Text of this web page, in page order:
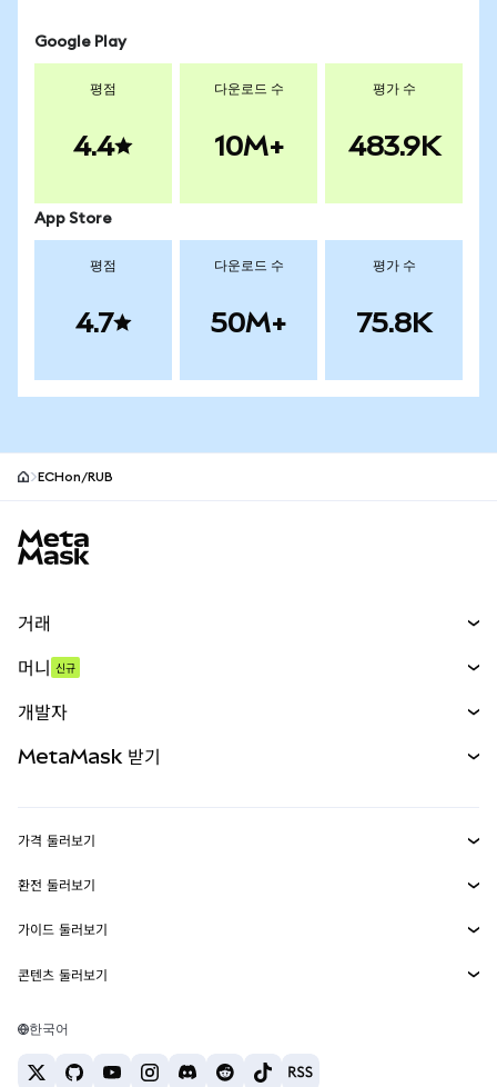
Google Play
평점
4.4
다운로드 수
10M+
평가 수
483.9K
App Store
평점
4.7
다운로드 수
50M+
평가 수
75.8K
ECHon/RUB
거래
무기한 선물
실물자산
머니 신규
개발자
MetaMask Connect
Snaps
웹3 서비스
MetaMask 받기
보안
고객 지원
채용
가격 둘러보기
이더리움 가격
솔라나 가격
테더 가격
환전 둘러보기
ETH를 USD로 환전
USDT를 INR로 환전
BTC를 INR로 환전
ETH를 USDT로 환전
가이드 둘러보기
ETH 매수
USDT 매수
콘텐츠 둘러보기
솔라나 지갑
한국어